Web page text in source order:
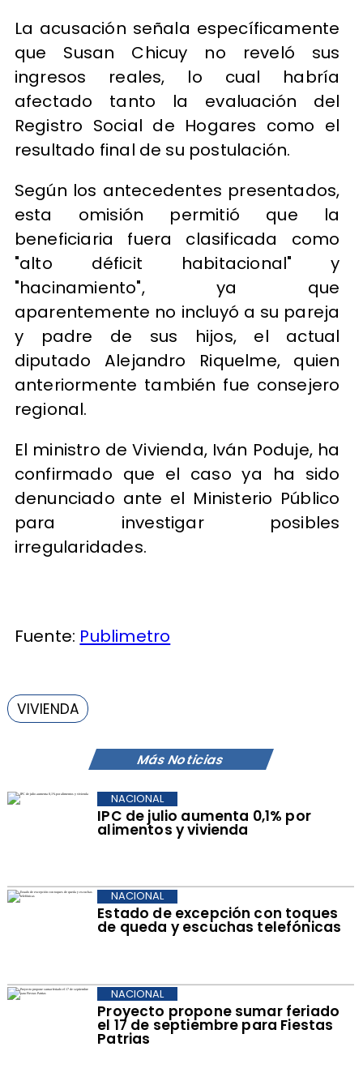
Más Noticias
IPC de julio aumenta 0,1% por
alimentos y vivienda
NACIONAL
Estado de excepción con toques
de queda y escuchas telefónicas
NACIONAL
Proyecto propone sumar feriado
el 17 de septiembre para Fiestas
Patrias
NACIONAL
La acusación señala específicamente
que Susan Chicuy no reveló sus
ingresos reales, lo cual habría
afectado tanto la evaluación del
Registro Social de Hogares como el
resultado final de su postulación.
Según los antecedentes presentados,
esta omisión permitió que la
beneficiaria fuera clasificada como
"alto déficit habitacional" y
"hacinamiento", ya que
aparentemente no incluyó a su pareja
y padre de sus hijos, el actual
diputado Alejandro Riquelme, quien
anteriormente también fue consejero
regional.
El ministro de Vivienda, Iván Poduje, ha
confirmado que el caso ya ha sido
denunciado ante el Ministerio Público
para investigar posibles
irregularidades.
Fuente: Publimetro
VIVIENDA